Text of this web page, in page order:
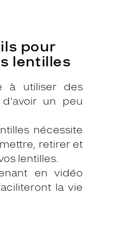
pour
lentilles
à utiliser des
un peu
nécessite
retirer et
lentilles.
en vidéo
la vie